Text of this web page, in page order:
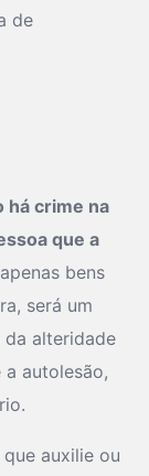
de
há crime na
que a
bens
será um
alteridade
autolesão,
auxilie ou